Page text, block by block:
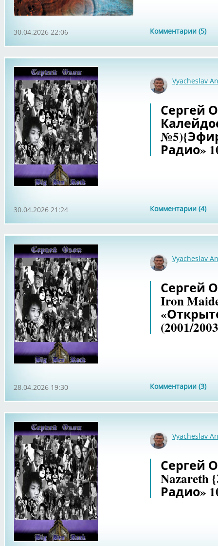
Комментарии (5)
30.04.2026 22:06
Vyacheslav
Сергей
Радио»
Комментарии (4)
30.04.2026 21:24
Vyacheslav
Сергей
Iron
(2001/
Комментарии (3)
28.04.2026 19:30
Vyacheslav
Сергей
Радио»